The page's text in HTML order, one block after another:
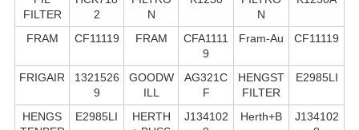
FILTER
2
N
N
FRAM CF11119 FRAM
CFA1111
9
Fram-Au CF11119
FRIGAIR
1321526
9
GOODW
ILL
AG321C
F
HENGST
FILTER
E2985LI
HENGS
E2985LI
HERTH
J134102
Herth+B
J134102